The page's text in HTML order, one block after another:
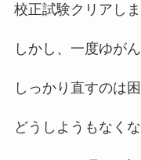
校正試験クリアしま
しかし、一度ゆが
しっかり直すのは
どうしようもなく